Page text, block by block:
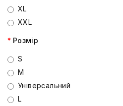
XL
XXL
Розмір
S
M
Універсальний
L